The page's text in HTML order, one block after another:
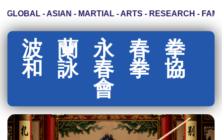
- ASIAN - MARTIAL - ARTS - RESEARCH - FAMILY
波蘭永春拳
和詠春拳協
會